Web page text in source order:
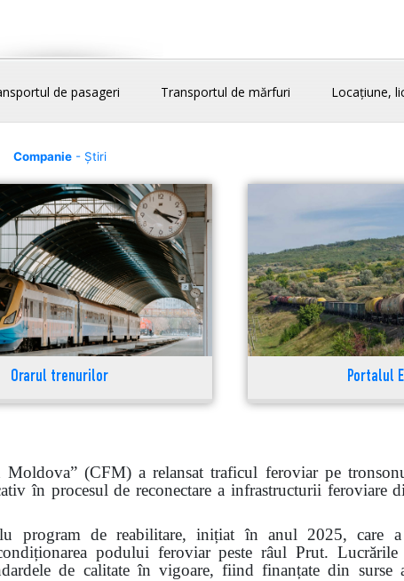
de pasageri Transportul de mărfuri Locațiune,
Companie- Știri
Orarul trenurilor Portalul
(CFM) a relansat traficul feroviar pe
în procesul de reconectare a infrastructurii feroviare
program de reabilitare, inițiat în anul 2025, care a
podului feroviar peste râul Prut.
de calitate în vigoare, fiind finanțate din surse